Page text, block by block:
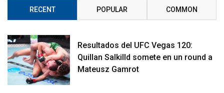
RECENT POPULAR COMMON
Resultados del UFC Vegas 120:
Quillan Salkilld somete en un round a
Mateusz Gamrot